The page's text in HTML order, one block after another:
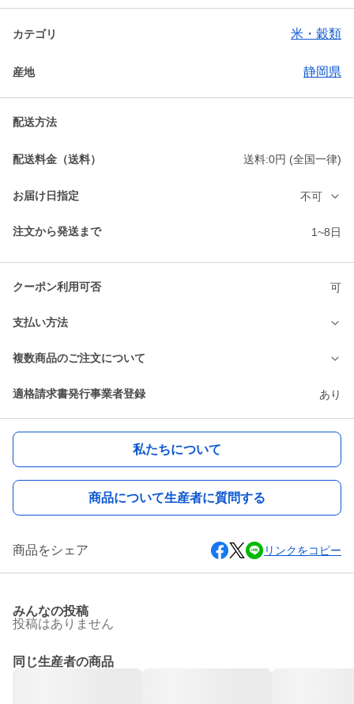
カテゴリ 米・穀類
産地 静岡県
配送方法
配送料金（送料） 送料:0円 (全国一律)
お届け日指定 不可
注文から発送まで 1~8日
クーポン利用可否 可
支払い方法
複数商品のご注文について
適格請求書発行事業者登録 あり
私たちについて
商品について生産者に質問する
商品をシェア リンクをコピー
みんなの投稿
投稿はありません
同じ生産者の商品